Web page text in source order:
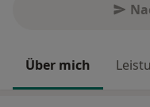
Über mich